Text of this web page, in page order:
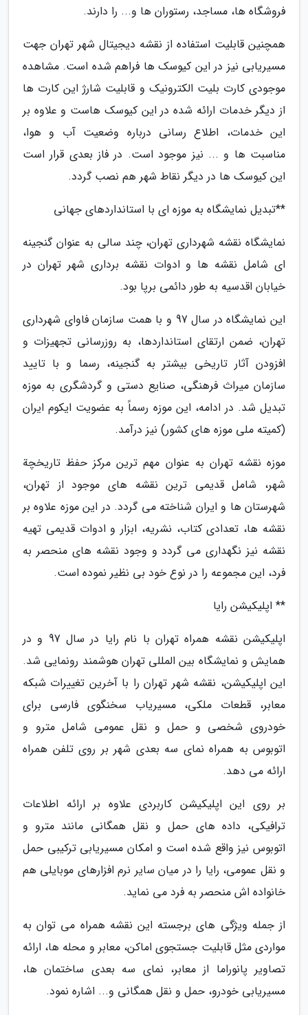
فروشگاه ها، مساجد، رستوران ها و... را دارند.
همچنین قابلیت استفاده از نقشه دیجیتال شهر تهران جهت
مسیریابی نیز در این کیوسک ها فراهم شده است. مشاهده
موجودی کارت بلیت الکترونیک و قابلیت شارژ این کارت ها
از دیگر خدمات ارائه شده در این کیوسک هاست و علاوه بر
این خدمات، اطلاع رسانی درباره وضعیت آب و هوا،
مناسبت ها و ... نیز موجود است. در فاز بعدی قرار است
این کیوسک ها در دیگر نقاط شهر هم نصب گردد.
**تبدیل نمایشگاه به موزه ای با استانداردهای جهانی
نمایشگاه نقشه شهرداری تهران، چند سالی به عنوان گنجینه
ای شامل نقشه ها و ادوات نقشه برداری شهر تهران در
خیابان اقدسیه به طور دائمی برپا بود.
این نمایشگاه در سال 97 و با همت سازمان فاوای شهرداری
تهران، ضمن ارتقای استانداردها، به روزرسانی تجهیزات و
افزودن آثار تاریخی بیشتر به گنجینه، رسما و با تایید
سازمان میراث فرهنگی، صنایع دستی و گردشگری به موزه
تبدیل شد. در ادامه، این موزه رسماً به عضویت ایکوم ایران
(کمیته ملی موزه های کشور) نیز درآمد.
موزه نقشه تهران به عنوان مهم ترین مرکز حفظ تاریخچة
شهر، شامل قدیمی ترین نقشه های موجود از تهران،
شهرستان ها و ایران شناخته می گردد. در این موزه علاوه بر
نقشه ها، تعدادی کتاب، نشریه، ابزار و ادوات قدیمی تهیه
نقشه نیز نگهداری می گردد و وجود نقشه های منحصر به
فرد، این مجموعه را در نوع خود بی نظیر نموده است.
** اپلیکیشن رایا
اپلیکیشن نقشه همراه تهران با نام رایا در سال 97 و در
همایش و نمایشگاه بین المللی تهران هوشمند رونمایی شد.
این اپلیکیشن، نقشه شهر تهران را با آخرین تغییرات شبکه
معابر، قطعات ملکی، مسیریاب سخنگوی فارسی برای
خودروی شخصی و حمل و نقل عمومی شامل مترو و
اتوبوس به همراه نمای سه بعدی شهر بر روی تلفن همراه
ارائه می دهد.
بر روی این اپلیکیشن کاربردی علاوه بر ارائه اطلاعات
ترافیکی، داده های حمل و نقل همگانی مانند مترو و
اتوبوس نیز واقع شده است و امکان مسیریابی ترکیبی حمل
و نقل عمومی، رایا را در میان سایر نرم افزارهای موبایلی هم
خانواده اش منحصر به فرد می نماید.
از جمله ویژگی های برجسته این نقشه همراه می توان به
مواردی مثل قابلیت جستجوی اماکن، معابر و محله ها، ارائه
تصاویر پانوراما از معابر، نمای سه بعدی ساختمان ها،
مسیریابی خودرو، حمل و نقل همگانی و... اشاره نمود.